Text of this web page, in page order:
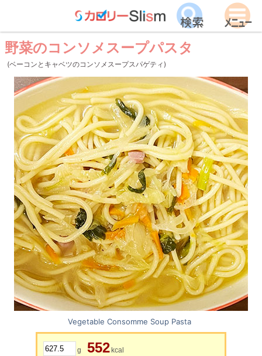
野菜のコンソメスープパスタ
(ベーコンとキャベツのコンソメスープスパゲティ)
Vegetable Consomme Soup Pasta
g 552 kcal